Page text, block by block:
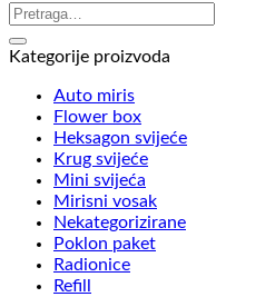
Kategorije proizvoda
Auto miris
Flower box
Heksagon svijeće
Krug svijeće
Mini svijeća
Mirisni vosak
Nekategorizirane
Poklon paket
Radionice
Refill